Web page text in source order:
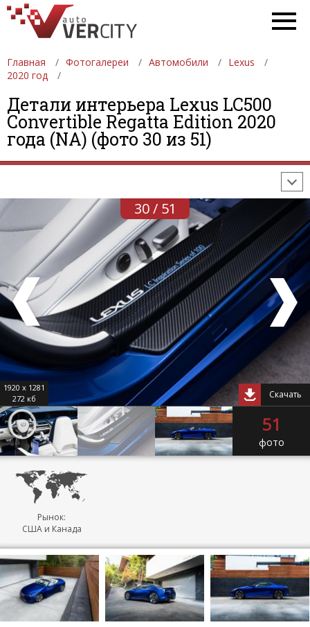
Главная Фотогалереи Автомобили
Lexus
2020 год
Детали интерьера Lexus LC500
Convertible Regatta Edition 2020
года (NA) (фото 30 из 51)
ФОТОГАЛЕРЕИ АВТОМОБИЛИ
ДЕВУШКИ
АВТОСАЛОНЫ
ФОРМУЛА-1
30 / 51
1920 x 1281
272 кб
Скачать
51
фото
Рынок:
США и Канада